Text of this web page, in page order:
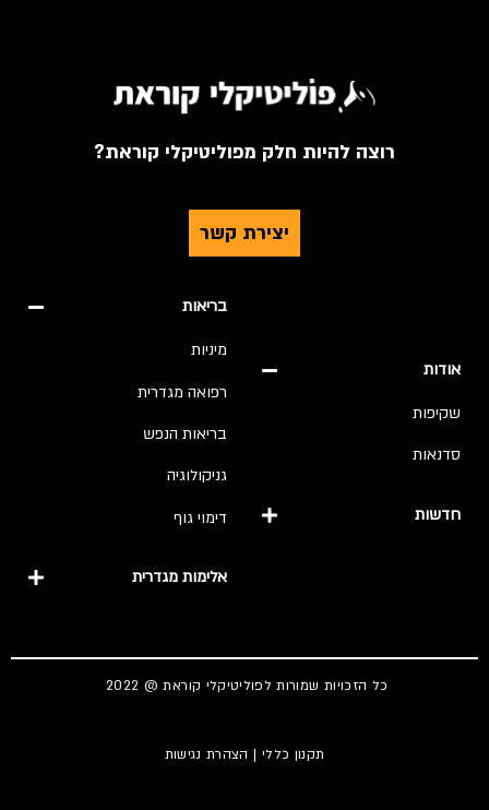
רוצה להיות חלק מפוליטיקלי קוראת?
יצירת קשר
אודות
שקיפות
סדנאות
חדשות
בריאות
מיניות
רפואה מגדרית
בריאות הנפש
גניקולוגיה
דימוי גוף
אלימות מגדרית
כל הזכויות שמורות לפוליטיקלי קוראת @ 2022
תקנון כללי | הצהרת נגישות